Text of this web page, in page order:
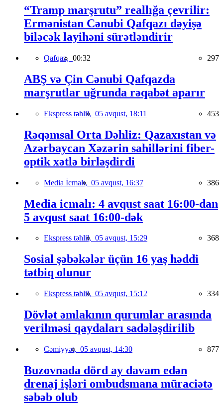
“Tramp marşrutu” reallığa çevrilir:
Ermənistan Cənubi Qafqazı dəyişə
biləcək layihəni sürətləndirir
Qafqaz, 00:32 297
ABŞ və Çin Cənubi Qafqazda
marşrutlar uğrunda rəqabət aparır
Ekspress təhlil, 05 avqust, 18:11 453
Rəqəmsal Orta Dəhliz: Qazaxıstan və
Azərbaycan Xəzərin sahillərini fiber-
optik xətlə birləşdirdi
Media İcmalı, 05 avqust, 16:37 386
Media icmalı: 4 avqust saat 16:00-dan
5 avqust saat 16:00-dək
Ekspress təhlil, 05 avqust, 15:29 368
Sosial şəbəkələr üçün 16 yaş həddi
tətbiq olunur
Ekspress təhlil, 05 avqust, 15:12 334
Dövlət əmlakının qurumlar arasında
verilməsi qaydaları sadələşdirilib
Cəmiyyət, 05 avqust, 14:30 877
Buzovnada dörd ay davam edən
drenaj işləri ombudsmana müraciətə
səbəb olub